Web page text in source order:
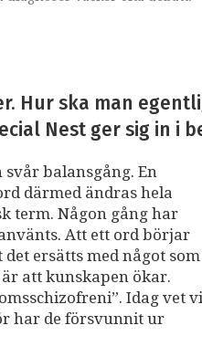
ska man
Nest ger sig in i
balansgång. En
därmed ändras hela
term. Någon gång har
Att ett ord börjar
ersätts med något som
att kunskapen ökar.
Idag vet vi
har de försvunnit ur